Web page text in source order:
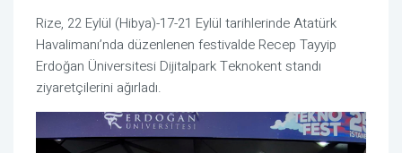
Rize, 22 Eylül (Hibya)-17-21 Eylül tarihlerinde Atatürk
Havalimanı’nda düzenlenen festivalde Recep Tayyip
Erdoğan Üniversitesi Dijitalpark Teknokent standı
ziyaretçilerini ağırladı.